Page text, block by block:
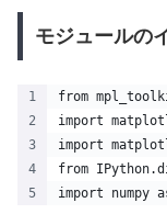
モジュールの
from
import
import
from
import numpy